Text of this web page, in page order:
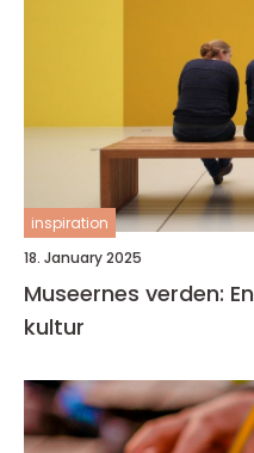
inspiration
18. January 2025
Museernes verden:
kultur